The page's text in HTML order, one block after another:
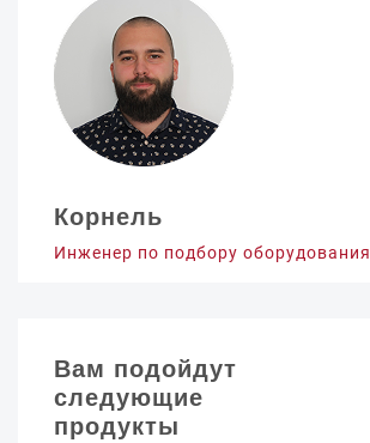
Корнель
Инженер по подбору оборудования
Вам подойдут
следующие
продукты